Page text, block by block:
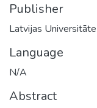
Publisher
Latvijas Universitāte
Language
N/A
Abstract